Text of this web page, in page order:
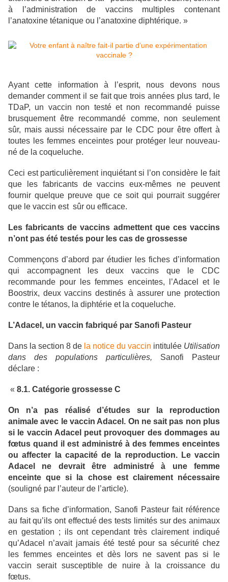
à l’administration de vaccins multiples contenant
l’anatoxine tétanique ou l’anatoxine diphtérique. »
Ayant cette information à l’esprit, nous devons nous
demander comment il se fait que trois années plus tard, le
TDaP, un vaccin non testé et non recommandé puisse
brusquement être recommandé comme, non seulement
sûr, mais aussi nécessaire par le CDC pour être offert à
toutes les femmes enceintes pour protéger leur nouveau-
né de la coqueluche.
Ceci est particulièrement inquiétant si l’on considère le fait
que les fabricants de vaccins eux-mêmes ne peuvent
fournir quelque preuve que ce soit qui pourrait suggérer
que le vaccin est sûr ou efficace.
Les fabricants de vaccins admettent que ces vaccins
n’ont pas été testés pour les cas de grossesse
Commençons d’abord par étudier les fiches d’information
qui accompagnent les deux vaccins que le CDC
recommande pour les femmes enceintes, l’Adacel et le
Boostrix, deux vaccins destinés à assurer une protection
contre le tétanos, la diphtérie et la coqueluche.
L’Adacel, un vaccin fabriqué par Sanofi Pasteur
Dans la section 8 de la notice du vaccin intitulée Utilisation
dans des populations particulières, Sanofi Pasteur
déclare :
« 8.1. Catégorie grossesse C
On n’a pas réalisé d’études sur la reproduction
animale avec le vaccin Adacel. On ne sait pas non plus
si le vaccin Adacel peut provoquer des dommages au
fœtus quand il est administré à des femmes enceintes
ou affecter la capacité de la reproduction. Le vaccin
Adacel ne devrait être administré à une femme
enceinte que si la chose est clairement nécessaire
(souligné par l’auteur de l’article).
Dans sa fiche d’information, Sanofi Pasteur fait référence
au fait qu’ils ont effectué des tests limités sur des animaux
en gestation ; ils ont cependant très clairement indiqué
qu’Adacel n’avait jamais été testé pour sa sécurité chez
les femmes enceintes et dès lors ne savent pas si le
vaccin serait susceptible de nuire à la croissance du
fœtus.